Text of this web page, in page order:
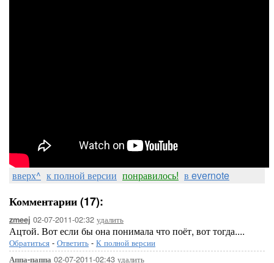
вверх^ к полной версии понравилось! в evernote
Комментарии (17):
zmeej 02-07-2011-02:32 удалить
Ацтой. Вот если бы она понимала что поёт, вот тогда....
Обратиться - Ответить - К полной версии
Аппа-паппа 02-07-2011-02:43 удалить